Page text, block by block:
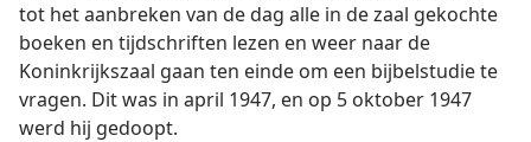
tot het aanbreken van de dag alle in de zaal gekochte
boeken en tijdschriften lezen en weer naar de
Koninkrijkszaal gaan ten einde om een bijbelstudie te
vragen. Dit was in april 1947, en op 5 oktober 1947
werd hij gedoopt.